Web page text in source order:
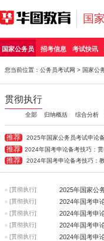
国
国家公务员 招考信息 考试快讯
您当前位置： 公务员考试网 > 国家公
贯彻执行
全部 归纳概括 综合分析
推荐 2025年国家公务员考试申论
推荐 2024年国考申论备考技巧：
推荐 2024年国考申论备考技巧：
[贯彻执行]
[贯彻执行]
[贯彻执行]
[贯彻执行]
[贯彻执行]